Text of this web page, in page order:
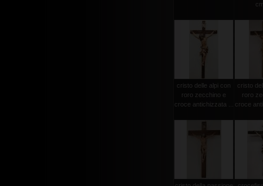
cristo delle alpi con
roro zecchino e
croce antichizzata ...
cristo
roro
croce